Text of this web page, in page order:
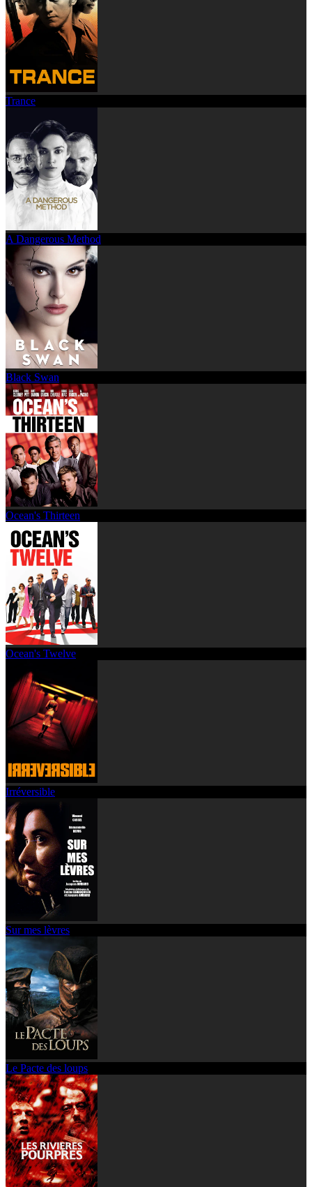
Trance
A Dangerous Method
Black Swan
Ocean's Thirteen
Ocean's Twelve
Irréversible
Sur mes lèvres
Le Pacte des loups